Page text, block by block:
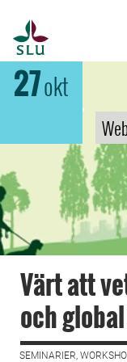
27okt
Värt att
och
SEMINARIER,